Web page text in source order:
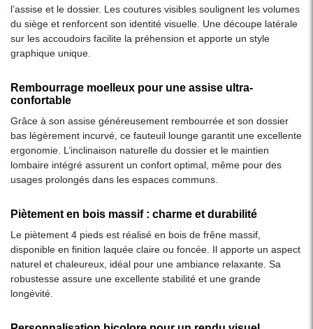
l’assise et le dossier. Les coutures visibles soulignent les volumes
du siège et renforcent son identité visuelle. Une découpe latérale
sur les accoudoirs facilite la préhension et apporte un style
graphique unique.
Rembourrage moelleux pour une assise ultra-
confortable
Grâce à son assise généreusement rembourrée et son dossier
bas légèrement incurvé, ce fauteuil lounge garantit une excellente
ergonomie. L’inclinaison naturelle du dossier et le maintien
lombaire intégré assurent un confort optimal, même pour des
usages prolongés dans les espaces communs.
Piètement en bois massif : charme et durabilité
Le piètement 4 pieds est réalisé en bois de frêne massif,
disponible en finition laquée claire ou foncée. Il apporte un aspect
naturel et chaleureux, idéal pour une ambiance relaxante. Sa
robustesse assure une excellente stabilité et une grande
longévité.